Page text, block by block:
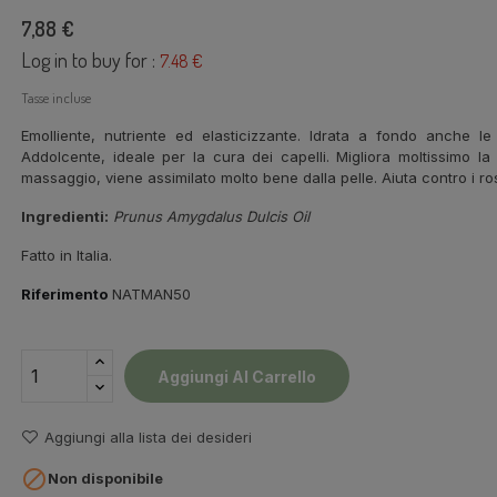
7,88 €
Log in to buy for : 7.48 €
Tasse incluse
Emolliente, nutriente ed elasticizzante. Idrata a fondo anche
Addolcente, ideale per la cura dei capelli. Migliora moltissimo
massaggio, viene assimilato molto bene dalla pelle. Aiuta contro i
Ingredienti: Prunus Amygdalus Dulcis Oil
Fatto in Italia.
Riferimento NATMAN50
Aggiungi Al Carrello
Aggiungi alla lista dei desideri
Non disponibile